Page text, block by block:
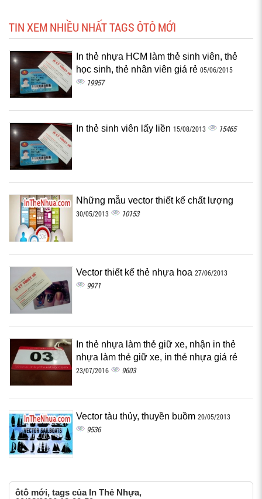
TIN XEM NHIỀU NHẤT TAGS ÔTÔ MỚI
In thẻ nhựa HCM làm thẻ sinh viên, thẻ
học sinh, thẻ nhân viên giá rẻ 05/06/2015
19957
In thẻ sinh viên lấy liền 15/08/2013 15465
Những mẫu vector thiết kế chất lượng
30/05/2013 10153
Vector thiết kế thẻ nhựa hoa 27/06/2013
9971
In thẻ nhựa làm thẻ giữ xe, nhận in thẻ
nhựa làm thẻ giữ xe, in thẻ nhựa giá rẻ
23/07/2016 9603
Vector tàu thủy, thuyền buồm 20/05/2013
9536
ôtô mới, tags của In Thẻ Nhựa,